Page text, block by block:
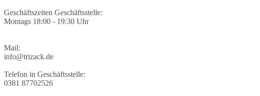
Geschäftszeiten Geschäftsstelle:
Montags 18:00 - 19:30 Uhr
Mail:
info@trizack.de
Telefon in Geschäftsstelle:
0381 87702526